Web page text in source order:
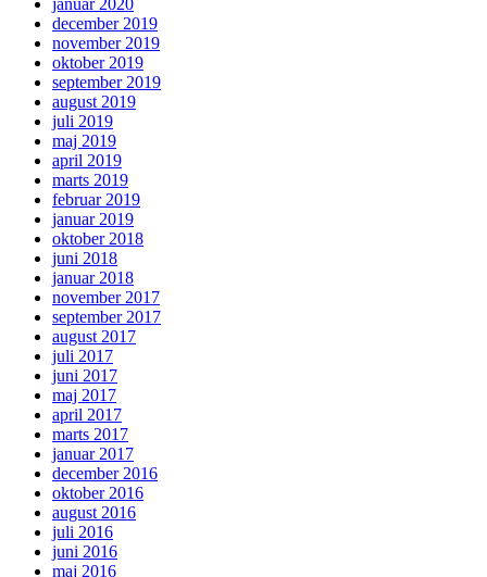
december 2019
november 2019
oktober 2019
september 2019
august 2019
juli 2019
maj 2019
april 2019
marts 2019
februar 2019
januar 2019
oktober 2018
juni 2018
januar 2018
november 2017
september 2017
august 2017
juli 2017
juni 2017
maj 2017
april 2017
marts 2017
januar 2017
december 2016
oktober 2016
august 2016
juli 2016
juni 2016
maj 2016